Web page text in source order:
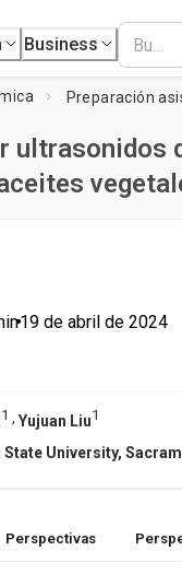
Business
ultrasonidos
•19 de abril de 2024
1 , Yujuan Liu1
University,
Perspectivas